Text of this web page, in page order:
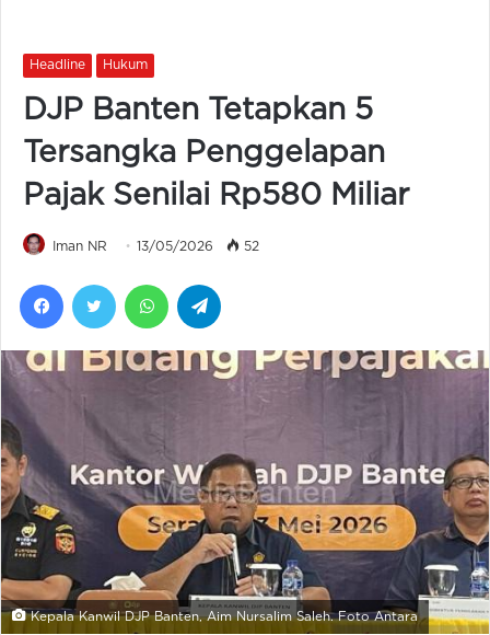
Headline Hukum
DJP Banten Tetapkan 5
Tersangka Penggelapan
Pajak Senilai Rp580 Miliar
Iman NR 13/05/2026 52
FacebookTwitter WhatsApp
Kepala Kanwil DJP Banten, Aim Nursalim Saleh. Foto Antara